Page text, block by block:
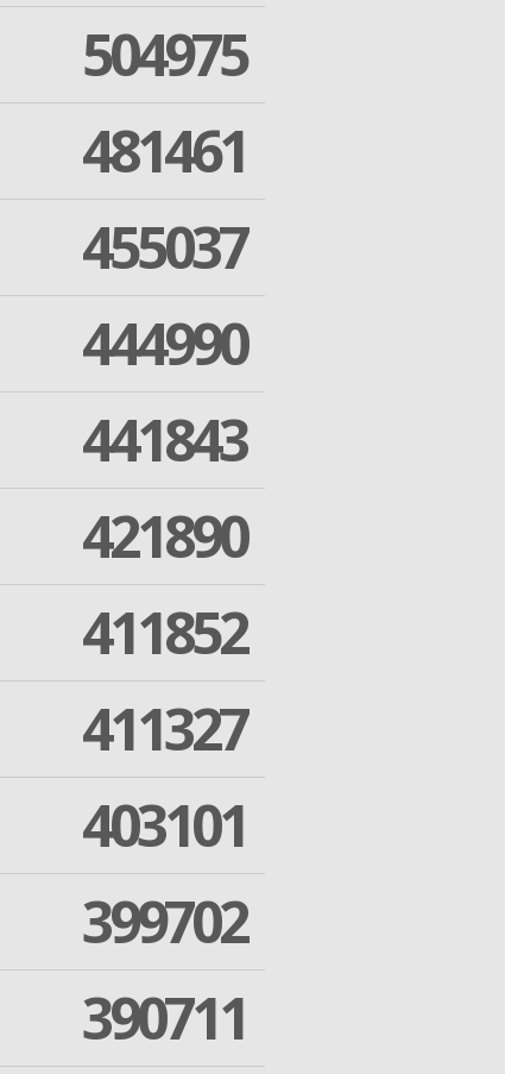
504975
481461
455037
444990
441843
421890
411852
411327
403101
399702
390711